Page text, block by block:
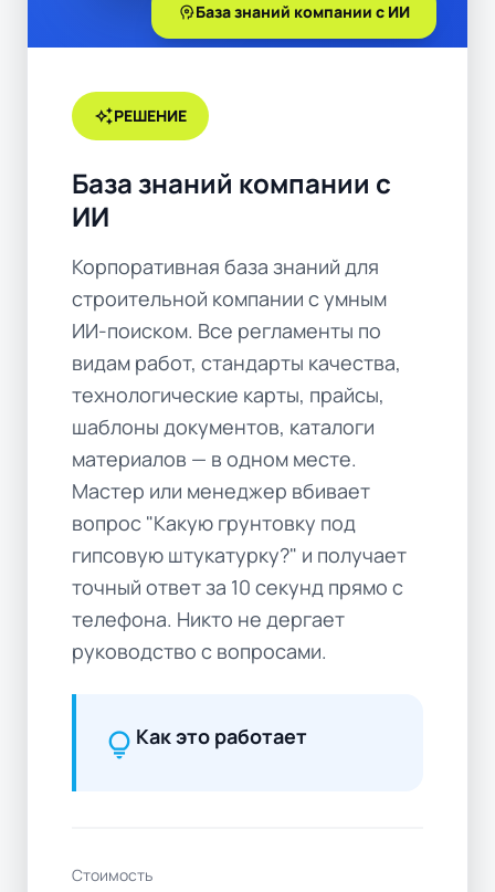
psychologyБаза знаний компании с ИИ
auto_awesomeРЕШЕНИЕ
База знаний компании с
ИИ
Корпоративная база знаний для
строительной компании с умным
ИИ-поиском. Все регламенты по
видам работ, стандарты качества,
технологические карты, прайсы,
шаблоны документов, каталоги
материалов — в одном месте.
Мастер или менеджер вбивает
вопрос "Какую грунтовку под
гипсовую штукатурку?" и получает
точный ответ за 10 секунд прямо с
телефона. Никто не дергает
руководство с вопросами.
lightbulb Как это работает
Стоимость